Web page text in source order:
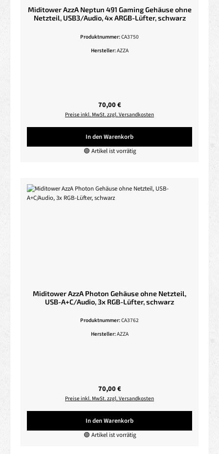
Miditower AzzA Neptun 491 Gaming Gehäuse ohne
Netzteil, USB3/Audio, 4x ARGB-Lüfter, schwarz
Produktnummer:CA3750
Hersteller:AZZA
Regulärer Preis:
70,00 €
Preise inkl. MwSt. zzgl. Versandkosten
In den Warenkorb
🟢 Artikel ist vorrätig
Miditower AzzA Photon Gehäuse ohne Netzteil,
USB-A+C/Audio, 3x RGB-Lüfter, schwarz
Produktnummer:CA3762
Hersteller:AZZA
Regulärer Preis:
70,00 €
Preise inkl. MwSt. zzgl. Versandkosten
In den Warenkorb
🟢 Artikel ist vorrätig